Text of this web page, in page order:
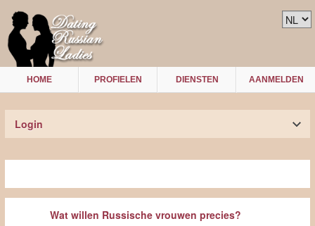
HOME PROFIELEN DIENSTEN AANMELDEN
Login
Wat willen Russische vrouwen precies?